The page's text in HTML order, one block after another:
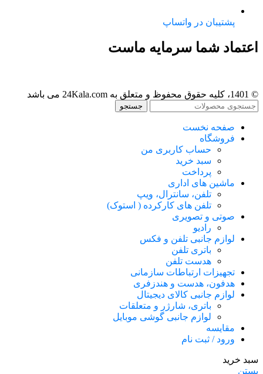
پشتیبان در واتساپ
اعتماد شما سرمایه ماست
© 1401، کلیه حقوق محفوظ و متعلق به 24Kala.com می باشد
جستجو
صفحه نخست
فروشگاه
حساب کاربری من
سبد خرید
پرداخت
ماشین های اداری
تلفن، سانترال، ویپ
تلفن های کارکرده ( استوک)
صوتی و تصویری
رادیو
لوازم جانبی تلفن و فکس
باتری تلفن
هدست تلفن
تجهیزات ارتباطات سازمانی
هدفون، هدست و هندزفری
لوازم جانبی کالای دیجیتال
باتری، شارژر و متعلقات
لوازم جانبی گوشی موبایل
مقایسه
ورود / ثبت نام
سبد خرید
بستن